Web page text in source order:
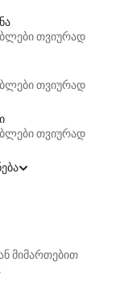
თვიურად
თვიურად
თვიურად
მიმართებით